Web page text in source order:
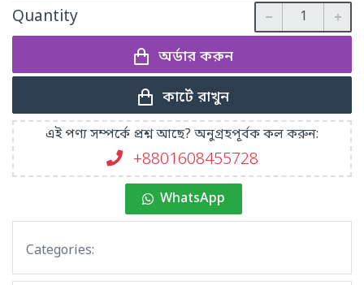
Quantity
অর্ডার করুন
কার্টে রাখুন
এই পণ্য সম্পর্কে প্রশ্ন আছে? অনুগ্রহপূর্বক কল করুন:
+8801608455728
WhatsApp
Categories: